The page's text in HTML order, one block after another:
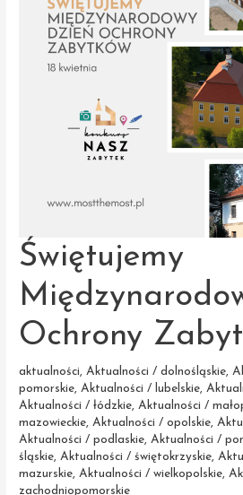
przed obozem
muzycznym
Świętujemy
Ochrony
aktualności,Aktualności / dolnośląskie,
pomorskie,Aktualności / lubelskie,
Aktualności / łódzkie,Aktualności /
mazowieckie,Aktualności / opolskie,
Aktualności / podlaskie,Aktualności /
śląskie,Aktualności / świętokrzyskie,
mazurskie,Aktualności / wielkopolskie,
zachodniopomorskie